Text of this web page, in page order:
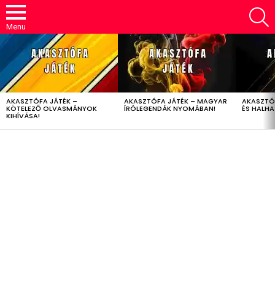
Menu
LATEST
STORIES
AKASZTÓFA JÁTÉK –
KÖTELEZŐ OLVASMÁNYOK
KIHÍVÁSA!
AKASZTÓFA JÁTÉK – MAGYAR
ÍRÓLEGENDÁK NYOMÁBAN! ÉS